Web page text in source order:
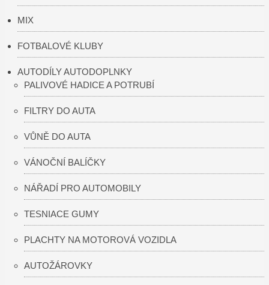
MIX
FOTBALOVÉ KLUBY
AUTODÍLY AUTODOPLNKY
PALIVOVÉ HADICE A POTRUBÍ
FILTRY DO AUTA
VŮNĚ DO AUTA
VÁNOČNÍ BALÍČKY
NÁŘADÍ PRO AUTOMOBILY
TESNIACE GUMY
PLACHTY NA MOTOROVÁ VOZIDLA
AUTOŽÁROVKY